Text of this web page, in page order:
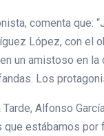
comenta que:
López, con
un amistoso en
Los
Alfonso
estábamos